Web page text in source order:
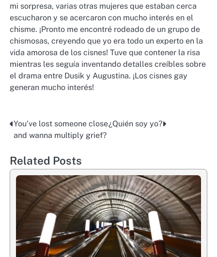
mi sorpresa, varias otras mujeres que estaban cerca
escucharon y se acercaron con mucho interés en el
chisme. ¡Pronto me encontré rodeado de un grupo de
chismosas, creyendo que yo era todo un experto en la
vida amorosa de los cisnes! Tuve que contener la risa
mientras les seguía inventando detalles creíbles sobre
el drama entre Dusik y Augustina. ¡Los cisnes gay
generan mucho interés!
Post
You’ve lost someone close
and wanna multiply grief?
¿Quién soy yo?
Related Posts